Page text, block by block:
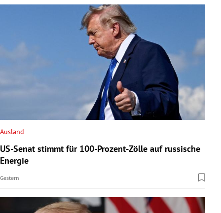
Ausland
US-Senat stimmt für 100-Prozent-Zölle auf russische
Energie
Gestern